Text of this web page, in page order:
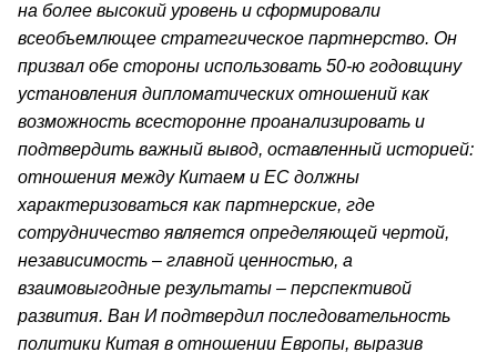
на более высокий уровень и сформировали
всеобъемлющее стратегическое партнерство. Он
призвал обе стороны использовать 50-ю годовщину
установления дипломатических отношений как
возможность всесторонне проанализировать и
подтвердить важный вывод, оставленный историей:
отношения между Китаем и ЕС должны
характеризоваться как партнерские, где
сотрудничество является определяющей чертой,
независимость – главной ценностью, а
взаимовыгодные результаты – перспективой
развития. Ван И подтвердил последовательность
политики Китая в отношении Европы, выразив